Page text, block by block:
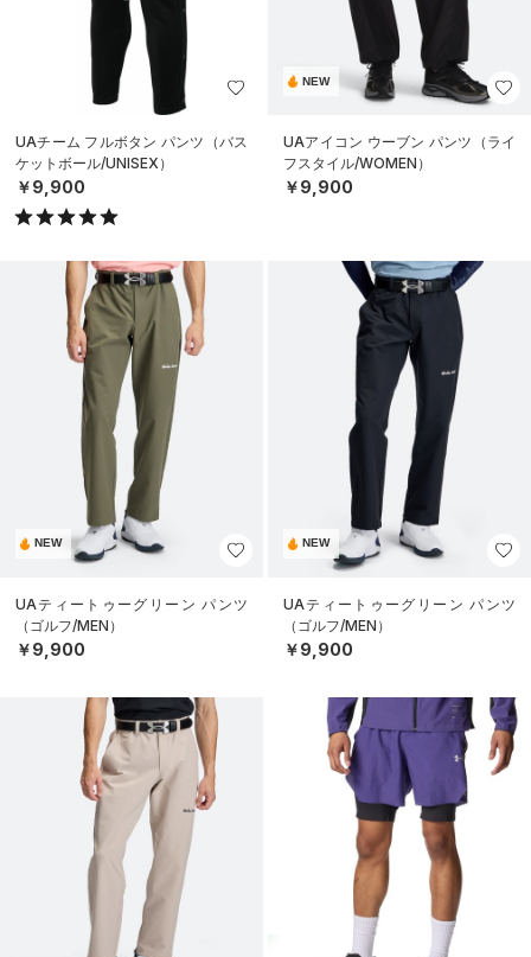
UAチーム フルボタン パンツ（バス
ケットボール/UNISEX）
￥9,900
NEW
UAアイコン ウーブン パンツ（ライ
フスタイル/WOMEN）
￥9,900
NEW
UAティートゥーグリーン パンツ
（ゴルフ/MEN）
￥9,900
NEW
UAティートゥーグリーン パンツ
（ゴルフ/MEN）
￥9,900